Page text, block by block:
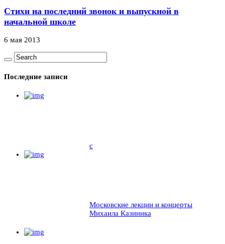
Стихи на последний звонок и выпускной в
начальной школе
6 мая 2013
Последние записи
c
Московские лекции и концерты
Михаила Казиника